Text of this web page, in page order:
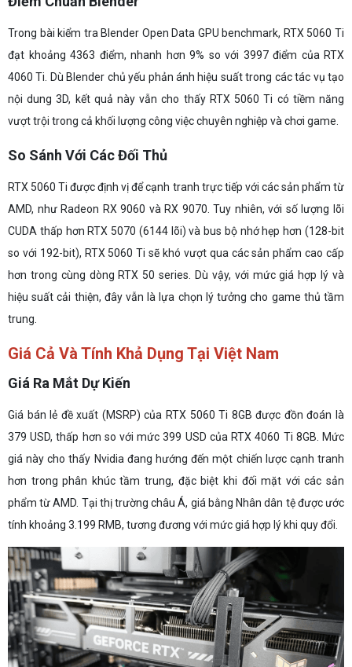
Trong bài kiểm tra Blender Open Data GPU benchmark, RTX 5060 Ti
đạt khoảng 4363 điểm, nhanh hơn 9% so với 3997 điểm của RTX
4060 Ti. Dù Blender chủ yếu phản ánh hiệu suất trong các tác vụ tạo
nội dung 3D, kết quả này vẫn cho thấy RTX 5060 Ti có tiềm năng
vượt trội trong cả khối lượng công việc chuyên nghiệp và chơi game.
So Sánh Với Các Đối Thủ
RTX 5060 Ti được định vị để cạnh tranh trực tiếp với các sản phẩm từ
AMD, như Radeon RX 9060 và RX 9070. Tuy nhiên, với số lượng lõi
CUDA thấp hơn RTX 5070 (6144 lõi) và bus bộ nhớ hẹp hơn (128-bit
so với 192-bit), RTX 5060 Ti sẽ khó vượt qua các sản phẩm cao cấp
hơn trong cùng dòng RTX 50 series. Dù vậy, với mức giá hợp lý và
hiệu suất cải thiện, đây vẫn là lựa chọn lý tưởng cho game thủ tầm
trung.
Giá Cả Và Tính Khả Dụng Tại Việt Nam
Giá Ra Mắt Dự Kiến
Giá bán lẻ đề xuất (MSRP) của RTX 5060 Ti 8GB được đồn đoán là
379 USD, thấp hơn so với mức 399 USD của RTX 4060 Ti 8GB. Mức
giá này cho thấy Nvidia đang hướng đến một chiến lược cạnh tranh
hơn trong phân khúc tầm trung, đặc biệt khi đối mặt với các sản
phẩm từ AMD. Tại thị trường châu Á, giá bằng Nhân dân tệ được ước
tính khoảng 3.199 RMB, tương đương với mức giá hợp lý khi quy đổi.